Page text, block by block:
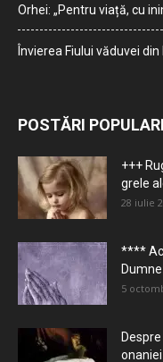
Orhei: „Pentru viață, cu
Învierea Fiului văduvei din
POSTĂRI
+++
grele
28 iulie
****
5